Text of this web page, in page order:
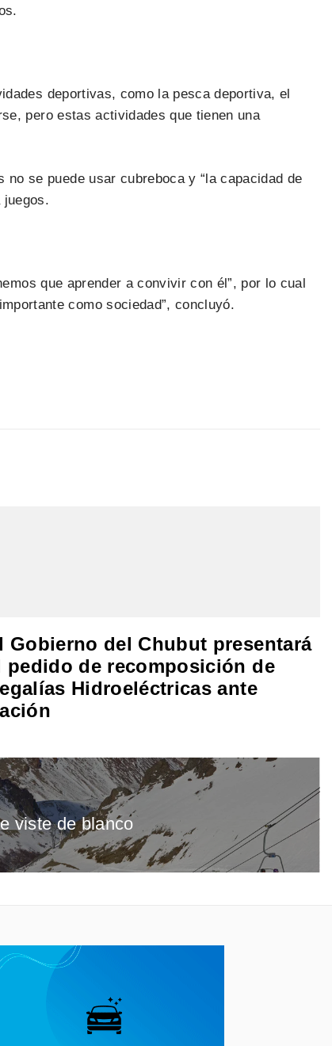
deportivas, como la pesca deportiva, el
pero estas actividades que tienen una
se puede usar cubreboca y “la capacidad de
juegos.
que aprender a convivir con él”, por lo cual
como sociedad”, concluyó.
Gobierno del Chubut presentará
pedido de recomposición de
Hidroeléctricas ante
viste de blanco